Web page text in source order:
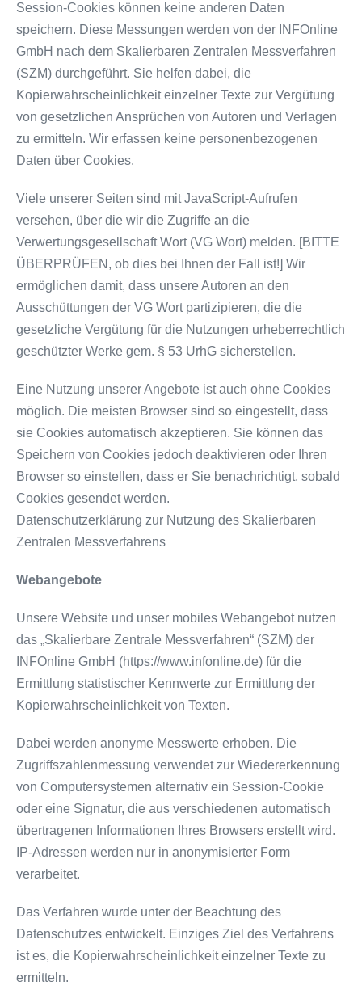
Session-Cookies können keine anderen Daten
speichern. Diese Messungen werden von der INFOnline
GmbH nach dem Skalierbaren Zentralen Messverfahren
(SZM) durchgeführt. Sie helfen dabei, die
Kopierwahrscheinlichkeit einzelner Texte zur Vergütung
von gesetzlichen Ansprüchen von Autoren und Verlagen
zu ermitteln. Wir erfassen keine personenbezogenen
Daten über Cookies.
Viele unserer Seiten sind mit JavaScript-Aufrufen
versehen, über die wir die Zugriffe an die
Verwertungsgesellschaft Wort (VG Wort) melden. [BITTE
ÜBERPRÜFEN, ob dies bei Ihnen der Fall ist!] Wir
ermöglichen damit, dass unsere Autoren an den
Ausschüttungen der VG Wort partizipieren, die die
gesetzliche Vergütung für die Nutzungen urheberrechtlich
geschützter Werke gem. § 53 UrhG sicherstellen.
Eine Nutzung unserer Angebote ist auch ohne Cookies
möglich. Die meisten Browser sind so eingestellt, dass
sie Cookies automatisch akzeptieren. Sie können das
Speichern von Cookies jedoch deaktivieren oder Ihren
Browser so einstellen, dass er Sie benachrichtigt, sobald
Cookies gesendet werden.
Datenschutzerklärung zur Nutzung des Skalierbaren
Zentralen Messverfahrens
Webangebote
Unsere Website und unser mobiles Webangebot nutzen
das „Skalierbare Zentrale Messverfahren“ (SZM) der
INFOnline GmbH (https://www.infonline.de) für die
Ermittlung statistischer Kennwerte zur Ermittlung der
Kopierwahrscheinlichkeit von Texten.
Dabei werden anonyme Messwerte erhoben. Die
Zugriffszahlenmessung verwendet zur Wiedererkennung
von Computersystemen alternativ ein Session-Cookie
oder eine Signatur, die aus verschiedenen automatisch
übertragenen Informationen Ihres Browsers erstellt wird.
IP-Adressen werden nur in anonymisierter Form
verarbeitet.
Das Verfahren wurde unter der Beachtung des
Datenschutzes entwickelt. Einziges Ziel des Verfahrens
ist es, die Kopierwahrscheinlichkeit einzelner Texte zu
ermitteln.